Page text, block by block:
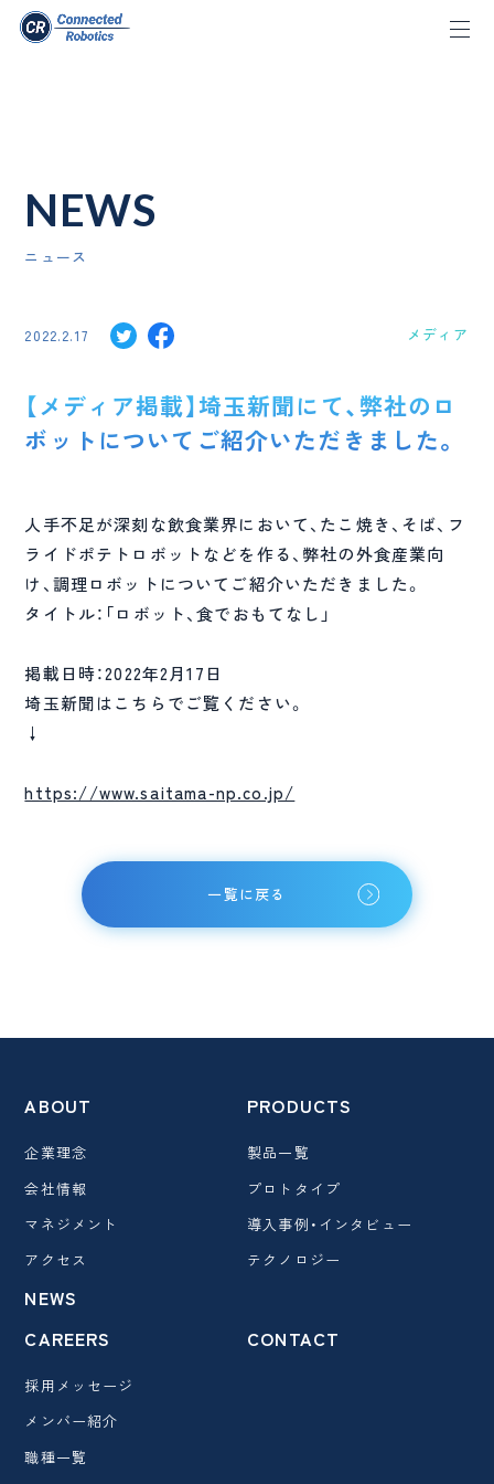
ニュース
NEWS
【メディア掲載】埼玉新聞にて、弊社のロ
ボットについてご紹介いただきました。
2022.2.17 メディア
人手不足が深刻な飲食業界において、たこ焼き、そば、フ
ライドポテトロボットなどを作る、弊社の外食産業向
け、調理ロボットについてご紹介いただきました。
タイトル：「ロボット、食でおもてなし」
掲載日時：2022年2月17日
埼玉新聞はこちらでご覧ください。
↓
https://www.saitama-np.co.jp/
一覧に戻る
ABOUT
企業理念
会社情報
マネジメント
アクセス
PRODUCTS
製品一覧
プロトタイプ
導入事例・インタビュー
テクノロジー
NEWS
CAREERS
採用メッセージ
メンバー紹介
職種一覧
CONTACT